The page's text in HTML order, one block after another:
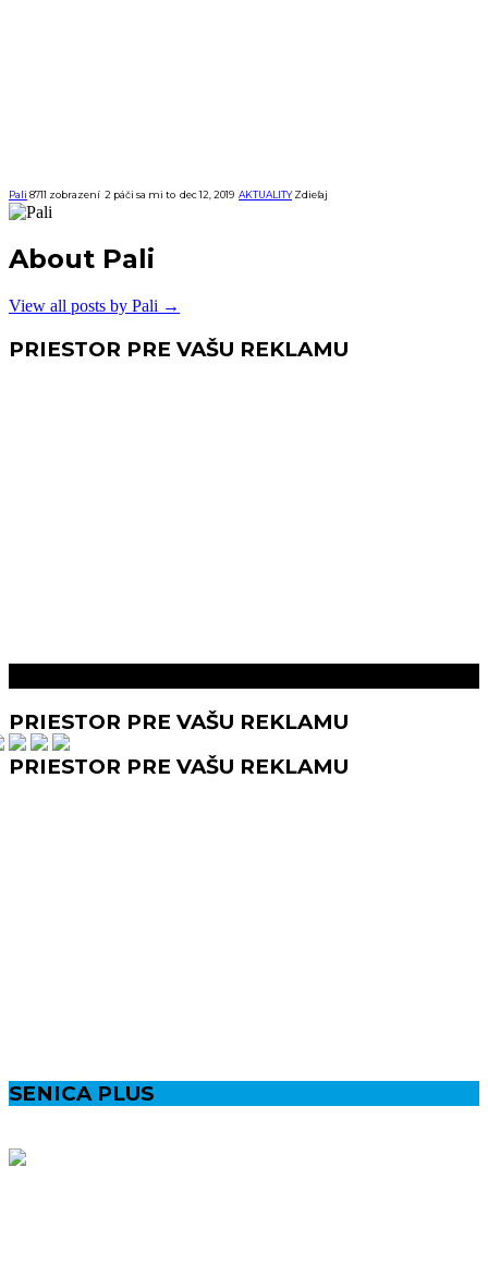
Pali 8711 zobrazení 2 páči sa mi to dec 12, 2019 AKTUALITY Zdieľaj
About Pali
View all posts by Pali →
PRIESTOR PRE VAŠU REKLAMU
PRIESTOR PRE VAŠU REKLAMU
PRIESTOR PRE VAŠU REKLAMU
SENICA PLUS